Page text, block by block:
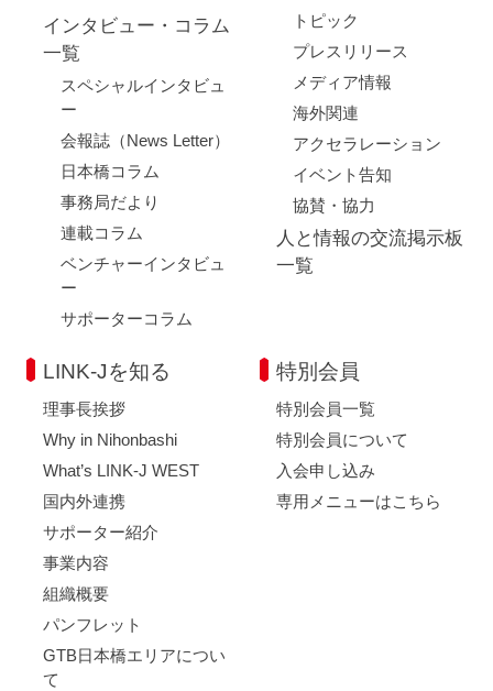
インタビュー・コラム
一覧
スペシャルインタビュ
ー
会報誌（News Letter）
日本橋コラム
事務局だより
連載コラム
ベンチャーインタビュ
ー
サポーターコラム
トピック
プレスリリース
メディア情報
海外関連
アクセラレーション
イベント告知
協賛・協力
人と情報の交流掲示板
一覧
LINK-Jを知る
理事長挨拶
Why in Nihonbashi
What’s LINK-J WEST
国内外連携
サポーター紹介
事業内容
組織概要
パンフレット
GTB日本橋エリアについ
て
特別会員
特別会員一覧
特別会員について
入会申し込み
専用メニューはこちら